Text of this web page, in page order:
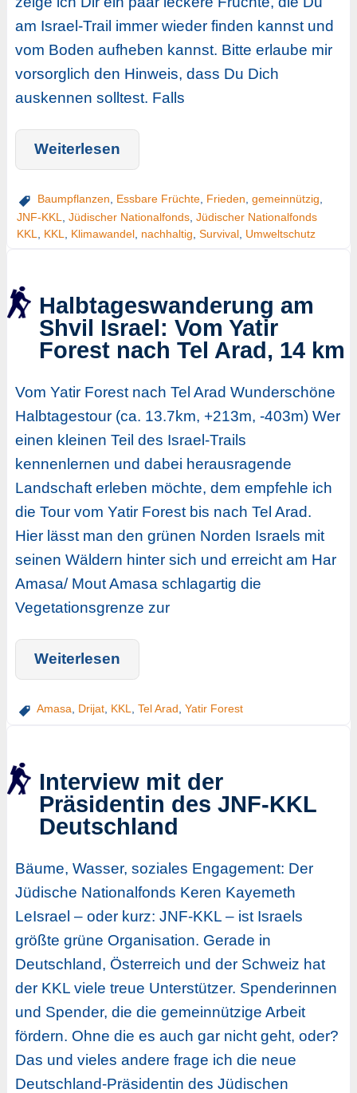
am Israel-Trail immer wieder finden kannst und
vom Boden aufheben kannst. Bitte erlaube mir
vorsorglich den Hinweis, dass Du Dich
auskennen solltest. Falls
Weiterlesen
Baumpflanzen, Essbare Früchte, Frieden, gemeinnützig,
JNF-KKL
Jüdischer Nationalfonds, Jüdischer Nationalfonds
KKL
KKL Klimawandel, nachhaltig Survival, Umweltschutz
Halbtageswanderung am
Shvil Israel: Vom Yatir
Forest nach Tel Arad, 14 km
Vom Yatir Forest nach Tel Arad Wunderschöne
Halbtagestour (ca. 13.7km, +213m, -403m) Wer
einen kleinen Teil des Israel-Trails
kennenlernen und dabei herausragende
Landschaft erleben möchte, dem empfehle ich
die Tour vom Yatir Forest bis nach Tel Arad.
Hier lässt man den grünen Norden Israels mit
seinen Wäldern hinter sich und erreicht am Har
Amasa/ Mout Amasa schlagartig die
Vegetationsgrenze zur
Weiterlesen
Amasa, Drijat, KKL, Tel Arad, Yatir Forest
Interview mit der
Präsidentin des JNF-KKL
Deutschland
Bäume, Wasser, soziales Engagement: Der
Jüdische Nationalfonds Keren Kayemeth
LeIsrael – oder kurz: JNF-KKL – ist Israels
größte grüne Organisation. Gerade in
Deutschland, Österreich und der Schweiz hat
der KKL viele treue Unterstützer. Spenderinnen
und Spender, die die gemeinnützige Arbeit
fördern. Ohne die es auch gar nicht geht, oder?
Das und vieles andere frage ich die neue
Deutschland-Präsidentin des Jüdischen